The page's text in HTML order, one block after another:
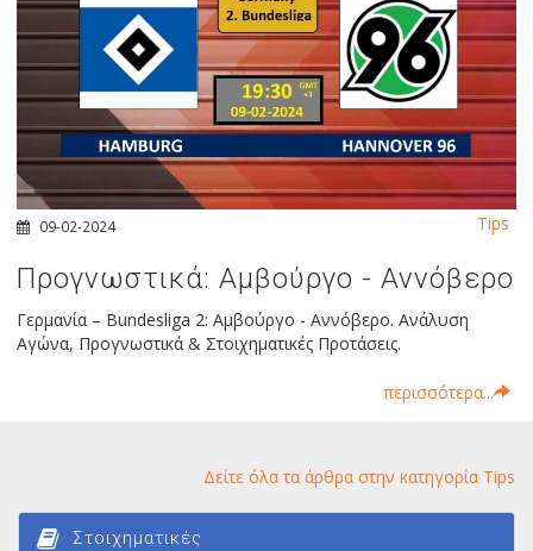
09-02-2024
Προγνωστικά: Αμβούργο - Αννόβερο
Γερμανία – Bundesliga 2: Αμβούργο - Αννόβερο. Ανάλυση
Αγώνα, Προγνωστικά & Στοιχηματικές Προτάσεις.
περισσότερα...
Tips
Δείτε όλα τα άρθρα στην κατηγορία Tips
Στοιχηματικές